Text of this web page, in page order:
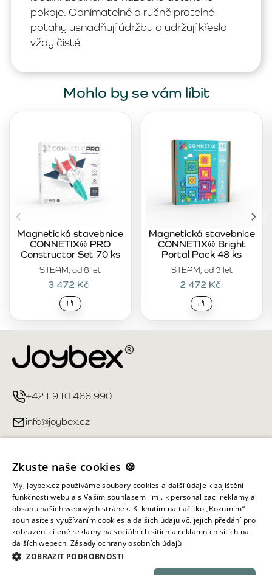
pokoje. Odnímatelné a ručně pratelné
potahy usnadňují údržbu a udržují křeslo
vždy čisté.
Mohlo by se vám líbit
STEAM, od 8 let
Magnetická stavebnice
CONNETIX® PRO
Constructor Set 70 ks
3 472 Kč
STEAM, od 3 let
Magnetická stavebnice
CONNETIX® Bright
Portal Pack 48 ks
2 472 Kč
+421 910 466 990
info@joybex.cz
Můj účet
Informace obchodu
Všechna práva vyhrazena ©
Zkuste naše cookies 🍪
My, Joybex.cz používáme soubory cookies a další údaje k zajištění
funkčnosti webu a s Vaším souhlasem i mj. k personalizaci reklamy a
obsahu našich webových stránek. Kliknutím na tlačítko „Rozumím“
souhlasíte s využívaním cookies a dalších údajů vč. jejich předání pro
zobrazení cílené reklamy na sociálních sítích a reklamních sítích na
dalších webech. Zásady ochrany osobních údajů
ZOBRAZIT PODROBNOSTI